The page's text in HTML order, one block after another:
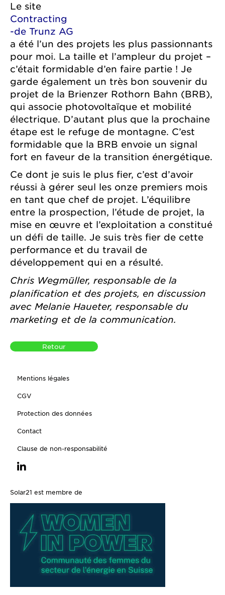
Le site
Contracting
-de Trunz AG
a été l’un des projets les plus passionnants
pour moi. La taille et l’ampleur du projet –
c’était formidable d’en faire partie ! Je
garde également un très bon souvenir du
projet de la Brienzer Rothorn Bahn (BRB),
qui associe photovoltaïque et mobilité
électrique. D’autant plus que la prochaine
étape est le refuge de montagne. C’est
formidable que la BRB envoie un signal
fort en faveur de la transition énergétique.
Ce dont je suis le plus fier, c’est d’avoir
réussi à gérer seul les onze premiers mois
en tant que chef de projet. L’équilibre
entre la prospection, l’étude de projet, la
mise en œuvre et l’exploitation a constitué
un défi de taille. Je suis très fier de cette
performance et du travail de
développement qui en a résulté.
Chris Wegmüller, responsable de la
planification et des projets, en discussion
avec Melanie Haueter, responsable du
marketing et de la communication.
Retour
Mentions légales
CGV
Protection des données
Contact
Clause de non-responsabilité
Solar21 est membre de